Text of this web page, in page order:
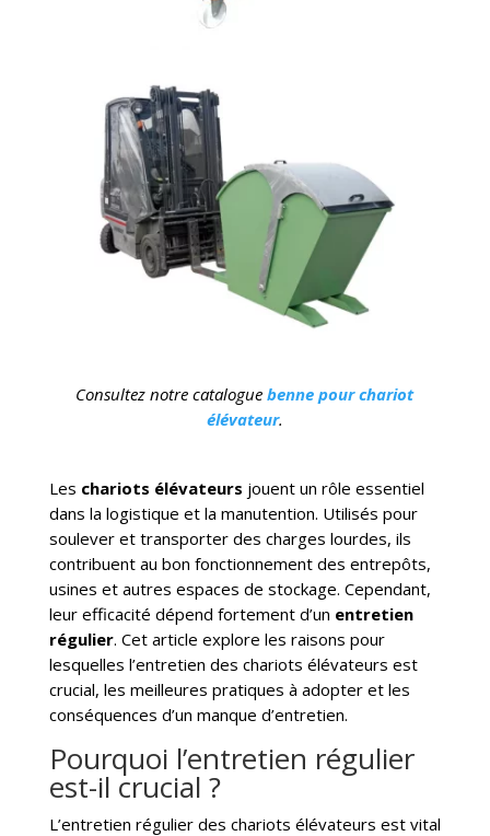
Consultez notre cataloguebenne pour chariot
élévateur.
Les chariots élévateurs jouent un rôle essentiel
dans la logistique et la manutention. Utilisés pour
soulever et transporter des charges lourdes, ils
contribuent au bon fonctionnement des entrepôts,
usines et autres espaces de stockage. Cependant,
leur efficacité dépend fortement d’un entretien
régulier. Cet article explore les raisons pour
lesquelles l’entretien des chariots élévateurs est
crucial, les meilleures pratiques à adopter et les
conséquences d’un manque d’entretien.
Pourquoi l’entretien régulier
est-il crucial ?
L’entretien régulier des chariots élévateurs est vital